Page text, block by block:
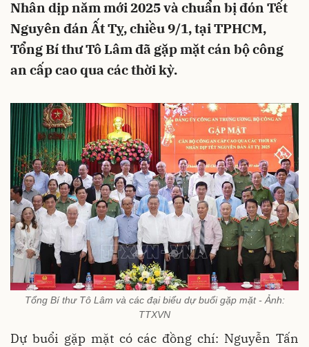
Nhân dịp năm mới 2025 và chuẩn bị đón Tết
Nguyên đán Ất Tỵ, chiều 9/1, tại TPHCM,
Tổng Bí thư Tô Lâm đã gặp mặt cán bộ công
an cấp cao qua các thời kỳ.
Tổng Bí thư Tô Lâm và các đại biểu dự buổi gặp mặt - Ảnh:
TTXVN
Dự buổi gặp mặt có các đồng chí: Nguyễn Tấn